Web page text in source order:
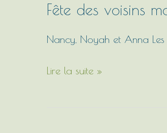
Fête des voisins
Nancy, Noyah et Anna Les
Fête
voisins
2019
Lire la suite »